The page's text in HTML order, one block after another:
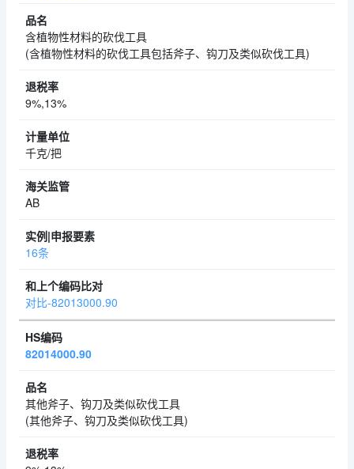
含植物性材料的砍伐工具
(含植物性材料的砍伐工具包括斧子、钩刀及类似砍伐工具)
9%,13%
千克/把
AB
16条
对比-82013000.90
82014000.90
其他斧子、钩刀及类似砍伐工具
(其他斧子、钩刀及类似砍伐工具)